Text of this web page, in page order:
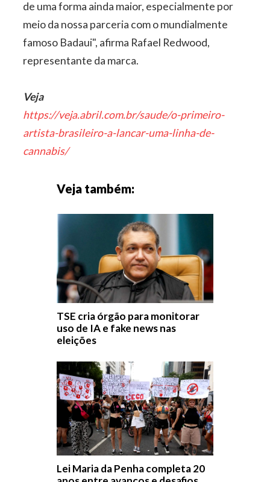
de uma forma ainda maior, especialmente por
meio da nossa parceria com o mundialmente
famoso Badaui", afirma Rafael Redwood,
representante da marca.
Veja
https://veja.abril.com.br/saude/o-primeiro-
artista-brasileiro-a-lancar-uma-linha-de-
cannabis/
Veja também:
TSE cria órgão para monitorar
uso de IA e fake news nas
eleições
Lei Maria da Penha completa 20